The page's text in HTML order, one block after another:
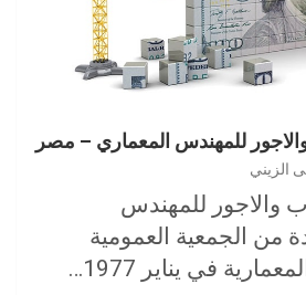
والاجور للمهندس المعماري – مصر
الزيني
والاجور للمهندس
من الجمعية العمومية
في يناير 1977…